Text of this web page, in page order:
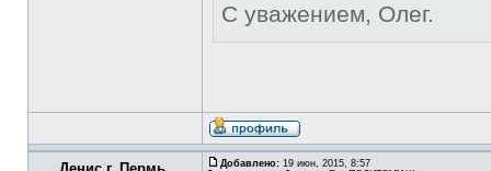
С уважением, Олег.
Добавлено: 19 июн, 2015, 8:57